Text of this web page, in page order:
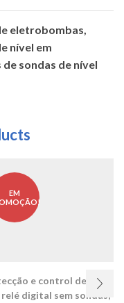
eletrobombas,
nível em
sondas de nível
EM
e control de nivel
relé digital sem sondas,